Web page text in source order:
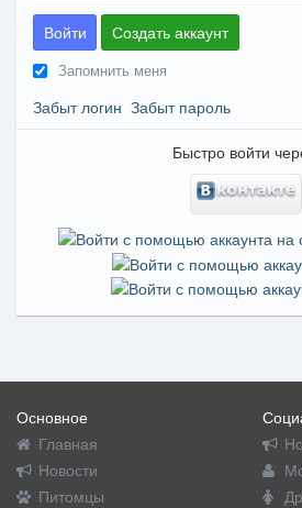
Войти Создать аккаунт
Запомнить меня
Забыт логин Забыт пароль
Быстро войти
Основное
Главная
Новости
Питомцы